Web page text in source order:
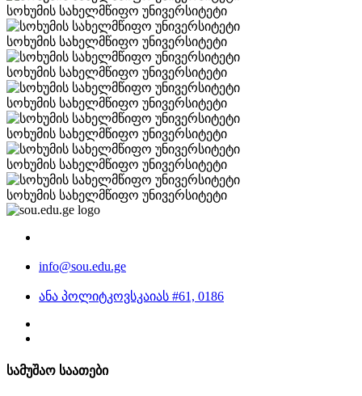
სოხუმის სახელმწიფო უნივერსიტეტი
სოხუმის სახელმწიფო უნივერსიტეტი
სოხუმის სახელმწიფო უნივერსიტეტი
სოხუმის სახელმწიფო უნივერსიტეტი
სოხუმის სახელმწიფო უნივერსიტეტი
სოხუმის სახელმწიფო უნივერსიტეტი
სოხუმის სახელმწიფო უნივერსიტეტი
info@sou.edu.ge
ანა პოლიტკოვსკაიას #61, 0186
სამუშაო საათები